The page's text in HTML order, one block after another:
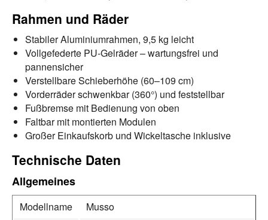
Rahmen und Räder
Stabiler Aluminiumrahmen, 9,5 kg leicht
Vollgefederte PU-Gelräder – wartungsfrei und
pannensicher
Verstellbare Schieberhöhe (60–109 cm)
Vorderräder schwenkbar (360°) und feststellbar
Fußbremse mit Bedienung von oben
Faltbar mit montierten Modulen
Großer Einkaufskorb und Wickeltasche inklusive
Technische Daten
Allgemeines
Modellname
Musso